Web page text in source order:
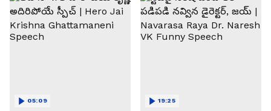
05:09 19:25